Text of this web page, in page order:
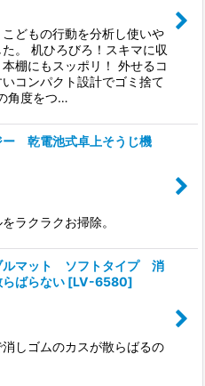
どもの行動を分析し使いや
。 机ひろびろ！スキマに収
棚にもスッポリ！ 外せるコ
コンパクト設計でゴミ捨て
角度をつ…
乾電池式卓上そうじ機
ラクラクお掃除。
ルマット ソフトタイプ 消
らばらない [LV-6580]
しゴムのカスが散らばるの